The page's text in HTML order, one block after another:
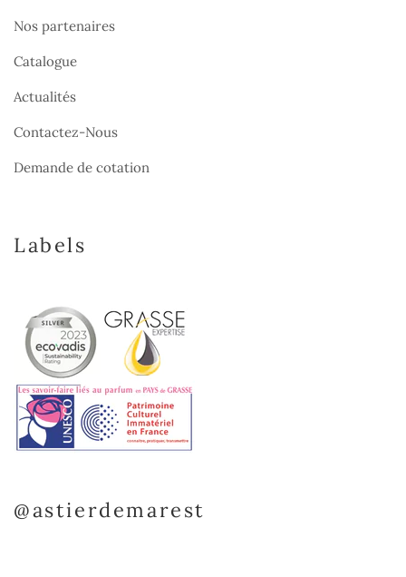
Nos partenaires
Catalogue
Actualités
Contactez-Nous
Demande de cotation
Labels
@astierdemarest